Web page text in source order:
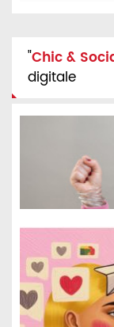
"Chic &
digitale